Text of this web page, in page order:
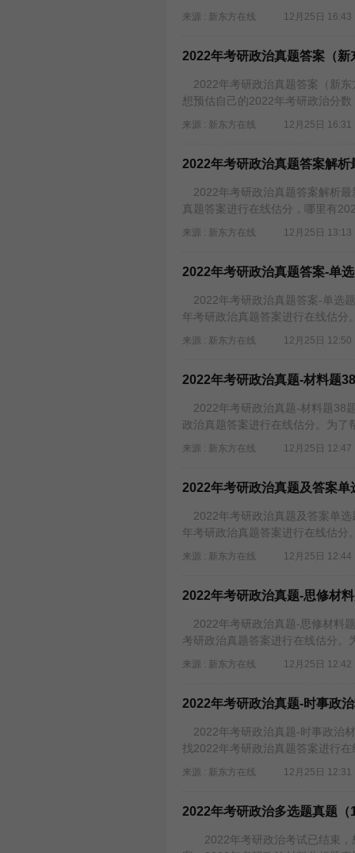
来源 : 新东方在线 12月25日 16:43
2022年考研政治真题答案（新
2022年考研政治真题答案（新东
想预估自己的2022年考研政治分
来源 : 新东方在线 12月25日 16:31
2022年考研政治真题答案解析
2022年考研政治真题答案解析最
真题答案进行在线估分，哪里有
来源 : 新东方在线 12月25日 13:13
2022年考研政治真题答案-单
2022年考研政治真题答案-单选
年考研政治真题答案进行在线估
来源 : 新东方在线 12月25日 12:50
2022年考研政治真题-材料题
2022年考研政治真题-材料题38
政治真题答案进行在线估分。为
来源 : 新东方在线 12月25日 12:47
2022年考研政治真题及答案单
2022年考研政治真题及答案单选
年考研政治真题答案进行在线估
来源 : 新东方在线 12月25日 12:44
2022年考研政治真题-思修材
2022年考研政治真题-思修材料
考研政治真题答案进行在线估分
来源 : 新东方在线 12月25日 12:42
2022年考研政治真题-时事政
2022年考研政治真题-时事政治
找2022年考研政治真题答案进行
来源 : 新东方在线 12月25日 12:31
2022年考研政治多选题真题（
2022年考研政治考试已结束，